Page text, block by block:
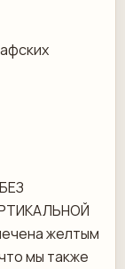
желтым
мы также